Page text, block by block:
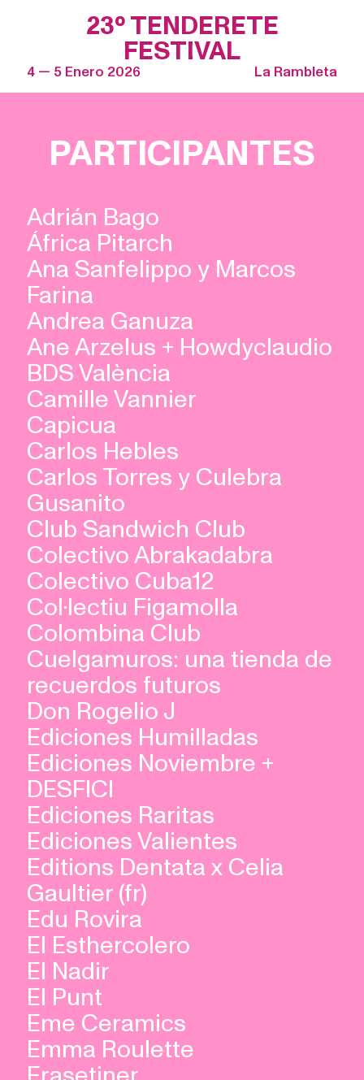
23º TENDERETE
FESTIVAL
4 — 5 Enero 2026 La Rambleta
PARTICIPANTES
Adrián Bago
África Pitarch
Ana Sanfelippo y Marcos
Farina
Andrea Ganuza
Ane Arzelus + Howdyclaudio
BDS València
Camille Vannier
Capicua
Carlos Hebles
Carlos Torres y Culebra
Gusanito
Club Sandwich Club
Colectivo Abrakadabra
Colectivo Cuba12
Col·lectiu Figamolla
Colombina Club
Cuelgamuros: una tienda de
recuerdos futuros
Don Rogelio J
Ediciones Humilladas
Ediciones Noviembre +
DESFICI
Ediciones Raritas
Ediciones Valientes
Editions Dentata x Celia
Gaultier (fr)
Edu Rovira
El Esthercolero
El Nadir
El Punt
Eme Ceramics
Emma Roulette